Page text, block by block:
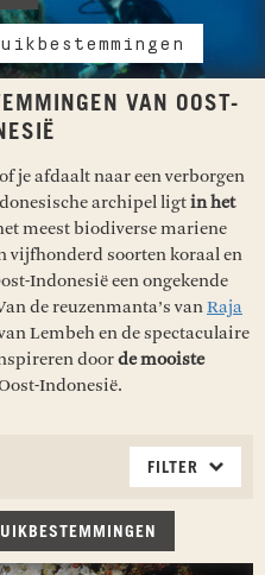
VAN OOST-
je afdaalt naar een verborgen
archipel ligtin het
meest biodiverse mariene
vijfhonderd soorten koraal en
Indonesië een ongekende
de reuzenmanta’s vanRaja
Lembeh en de spectaculaire
doorde mooiste
Indonesië.
FILTER